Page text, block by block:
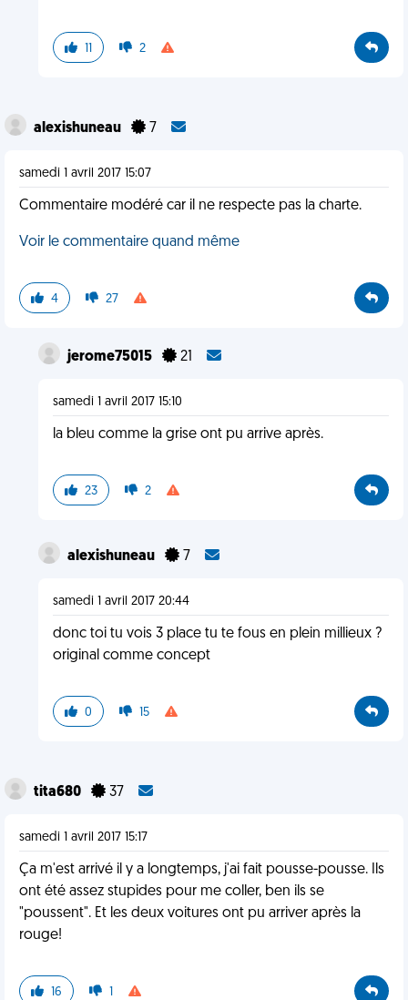
11 2
alexishuneau 7
samedi 1 avril 2017 15:07
Commentaire modéré car il ne respecte pas la charte.
Voir le commentaire quand même
4 27
jerome75015 21
samedi 1 avril 2017 15:10
la bleu comme la grise ont pu arrive après.
23 2
alexishuneau 7
samedi 1 avril 2017 20:44
donc toi tu vois 3 place tu te fous en plein millieux ?
original comme concept
0 15
tita680 37
samedi 1 avril 2017 15:17
Ça m'est arrivé il y a longtemps, j'ai fait pousse-pousse. Ils
ont été assez stupides pour me coller, ben ils se
"poussent". Et les deux voitures ont pu arriver après la
rouge!
16 1